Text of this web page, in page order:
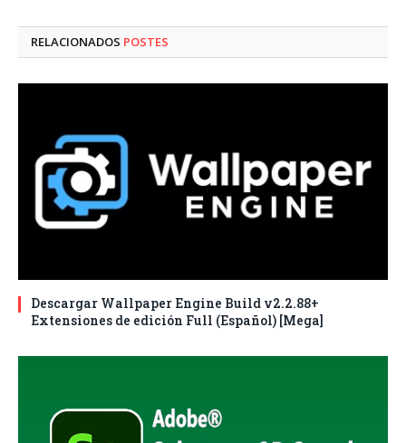
RELACIONADOS POSTES
Descargar Wallpaper Engine Build v2.2.88+
Extensiones de edición Full (Español) [Mega]